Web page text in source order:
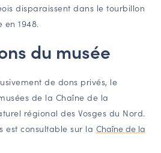
disparaissent dans le tourbillon
1948.
du musée
de dons privés, le
de la Chaîne de la
régional des Vosges du Nord.
est consultable sur la Chaîne de la